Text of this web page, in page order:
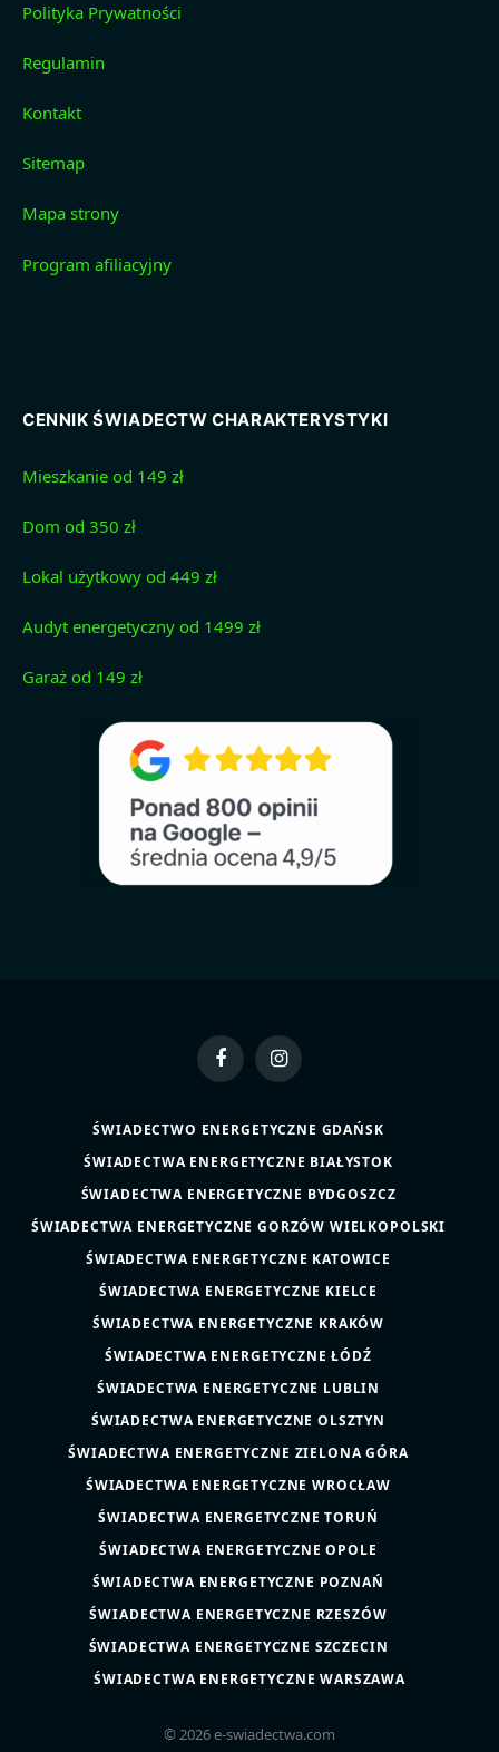
Polityka Prywatności
Regulamin
Kontakt
Sitemap
Mapa strony
Program afiliacyjny
CENNIK ŚWIADECTW CHARAKTERYSTYKI
Mieszkanie od 149 zł
Dom od 350 zł
Lokal użytkowy od 449 zł
Audyt energetyczny od 1499 zł
Garaż od 149 zł
FacebookInstagram
ŚWIADECTWO ENERGETYCZNE GDAŃSK
ŚWIADECTWA ENERGETYCZNE BIAŁYSTOK
ŚWIADECTWA ENERGETYCZNE BYDGOSZCZ
ŚWIADECTWA ENERGETYCZNE GORZÓW WIELKOPOLSKI
ŚWIADECTWA ENERGETYCZNE KATOWICE
ŚWIADECTWA ENERGETYCZNE KIELCE
ŚWIADECTWA ENERGETYCZNE KRAKÓW
ŚWIADECTWA ENERGETYCZNE ŁÓDŹ
ŚWIADECTWA ENERGETYCZNE LUBLIN
ŚWIADECTWA ENERGETYCZNE OLSZTYN
ŚWIADECTWA ENERGETYCZNE ZIELONA GÓRA
ŚWIADECTWA ENERGETYCZNE WROCŁAW
ŚWIADECTWA ENERGETYCZNE TORUŃ
ŚWIADECTWA ENERGETYCZNE OPOLE
ŚWIADECTWA ENERGETYCZNE POZNAŃ
ŚWIADECTWA ENERGETYCZNE RZESZÓW
ŚWIADECTWA ENERGETYCZNE SZCZECIN
ŚWIADECTWA ENERGETYCZNE WARSZAWA
© 2026 e-swiadectwa.com